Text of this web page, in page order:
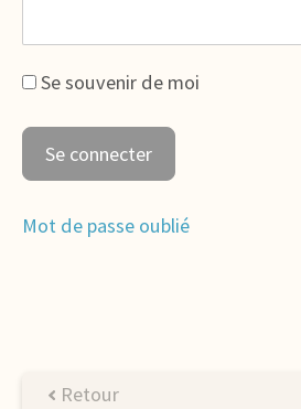
Se souvenir de moi
Mot de passe oublié
Retour